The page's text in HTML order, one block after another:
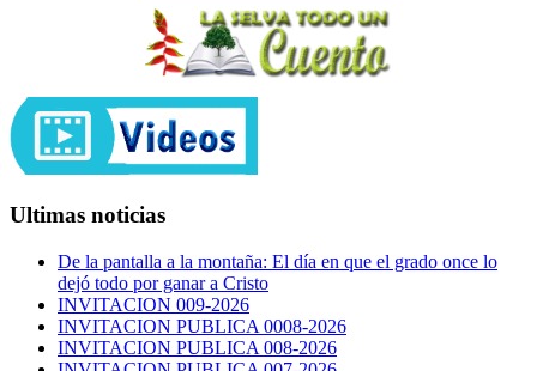
Ultimas noticias
De la pantalla a la montaña: El día en que el grado once lo
dejó todo por ganar a Cristo
INVITACION 009-2026
INVITACION PUBLICA 0008-2026
INVITACION PUBLICA 008-2026